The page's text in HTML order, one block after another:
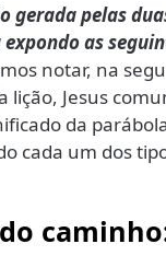
gerada pelas
as
notar, na
lição, Jesus
da
cada um dos